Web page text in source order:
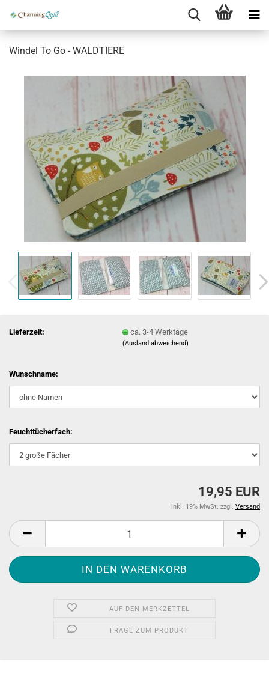
Windel To Go - WALDTIERE
Lieferzeit: ca. 3-4 Werktage
(Ausland abweichend)
Wunschname:
Feuchttücherfach:
19,95 EUR
inkl. 19% MwSt. zzgl. Versand
AUF DEN MERKZETTEL
FRAGE ZUM PRODUKT